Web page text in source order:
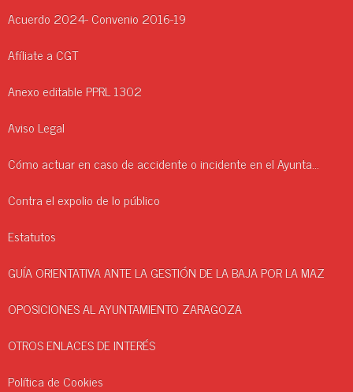
Acuerdo 2024- Convenio 2016-19
Afíliate a CGT
Anexo editable PPRL 1302
Aviso Legal
Cómo actuar en caso de accidente o incidente en el Ayuntamiento.
Contra el expolio de lo público
Estatutos
GUÍA ORIENTATIVA ANTE LA GESTIÓN DE LA BAJA POR LA MAZ
OPOSICIONES AL AYUNTAMIENTO ZARAGOZA
OTROS ENLACES DE INTERÉS
Política de Cookies